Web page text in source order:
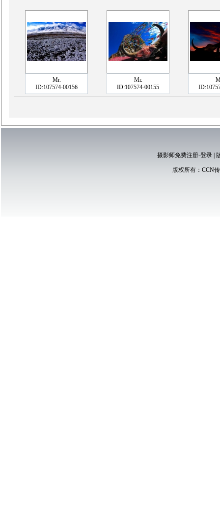
Mr.
ID:107574-00156
Mr.
ID:107574-00155
摄影师免费注册-登录|
版权所有： CCN